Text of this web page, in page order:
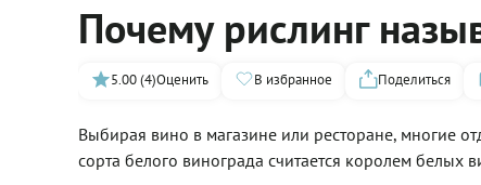
Почему рислинг
5.00 (4)Оценить В избранное Поделиться
Выбирая вино в магазине или ресторане, многие
сорта белого винограда считается королем